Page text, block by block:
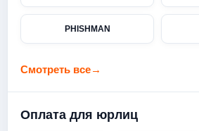
PHISHMAN
Смотреть все→
Оплата для юрлиц